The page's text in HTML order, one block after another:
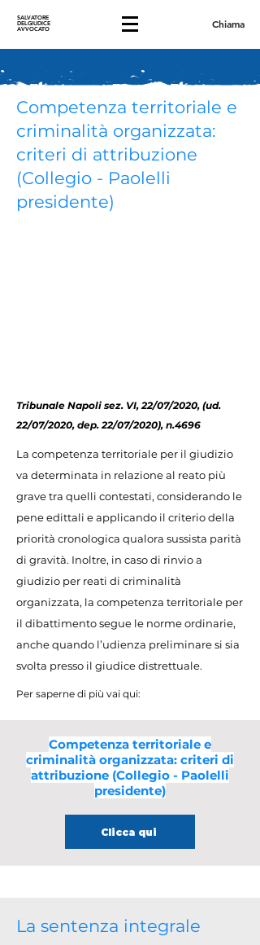
SALVATORE
DELGIUDICE
AVVOCATO Chiama
Competenza territoriale e
criminalità organizzata:
criteri di attribuzione
(Collegio - Paolelli
presidente)
Tribunale Napoli sez. VI, 22/07/2020, (ud.
22/07/2020, dep. 22/07/2020), n.4696
La competenza territoriale per il giudizio
va determinata in relazione al reato più
grave tra quelli contestati, considerando le
pene edittali e applicando il criterio della
priorità cronologica qualora sussista parità
di gravità. Inoltre, in caso di rinvio a
giudizio per reati di criminalità
organizzata, la competenza territoriale per
il dibattimento segue le norme ordinarie,
anche quando l’udienza preliminare si sia
svolta presso il giudice distrettuale.
Per saperne di più vai qui:
Competenza territoriale e
criminalità organizzata: criteri di
attribuzione (Collegio - Paolelli
presidente)
Clicca qui
La sentenza integrale